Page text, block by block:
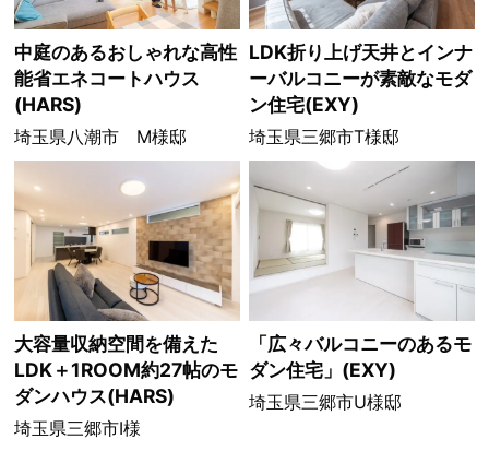
中庭のあるおしゃれな高性
能省エネコートハウス
(HARS)
埼玉県八潮市 M様邸
LDK折り上げ天井とインナ
ーバルコニーが素敵なモダ
ン住宅(EXY)
埼玉県三郷市T様邸
大容量収納空間を備えた
LDK＋1ROOM約27帖のモ
ダンハウス(HARS)
埼玉県三郷市I様
「広々バルコニーのあるモ
ダン住宅」(EXY)
埼玉県三郷市U様邸